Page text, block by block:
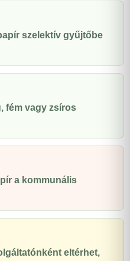
szelektív gyűjtőbe
fém vagy zsíros
a kommunális
eltérhet,